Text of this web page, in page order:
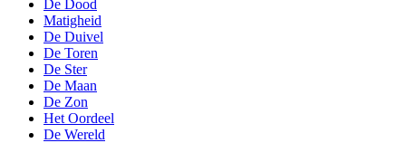
De Dood
Matigheid
De Duivel
De Toren
De Ster
De Maan
De Zon
Het Oordeel
De Wereld